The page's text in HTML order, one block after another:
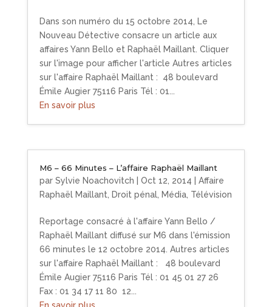
Dans son numéro du 15 octobre 2014, Le
Nouveau Détective consacre un article aux
affaires Yann Bello et Raphaël Maillant. Cliquer
sur l'image pour afficher l'article Autres articles
sur l'affaire Raphaël Maillant : 48 boulevard
Émile Augier 75116 Paris Tél : 01...
En savoir plus
M6 – 66 Minutes – L’affaire Raphaël Maillant
par Sylvie Noachovitch Oct 12, 2014
Affaire
Raphaël Maillant
Droit pénal, Média, Télévision
Reportage consacré à l'affaire Yann Bello /
Raphaël Maillant diffusé sur M6 dans l'émission
66 minutes le 12 octobre 2014. Autres articles
sur l'affaire Raphaël Maillant : 48 boulevard
Émile Augier 75116 Paris Tél : 01 45 01 27 26
Fax : 01 34 17 11 80 12...